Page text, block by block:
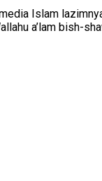
Islam
a’lam bish-